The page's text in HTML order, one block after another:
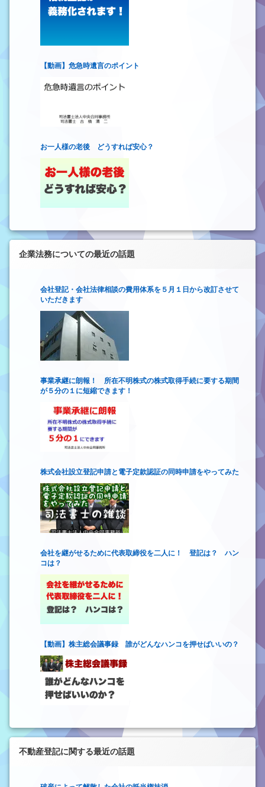
【動画】危急時遺言のポイント
お一人様の老後 どうすれば安心？
企業法務についての最近の話題
会社登記・会社法律相談の費用体系を５月１日から改訂させて
いただきます
事業承継に朗報！ 所在不明株式の株式取得手続に要する期間
が５分の１に短縮できます！
株式会社設立登記申請と電子定款認証の同時申請をやってみた
会社を継がせるために代表取締役を二人に！ 登記は？ ハン
コは？
【動画】株主総会議事録 誰がどんなハンコを押せばいいの？
不動産登記に関する最近の話題